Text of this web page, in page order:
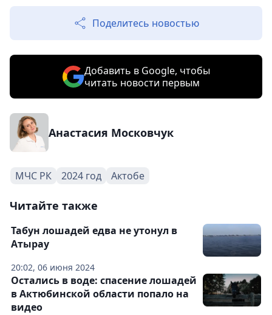
Поделитесь новостью
Добавить в Google, чтобы
читать новости первым
Анастасия Московчук
МЧС РК 2024 год Актобе
Читайте также
20:02, 06 июня 2024
Табун лошадей едва не утонул в
Атырау
Остались в воде: спасение лошадей
в Актюбинской области попало на
видео